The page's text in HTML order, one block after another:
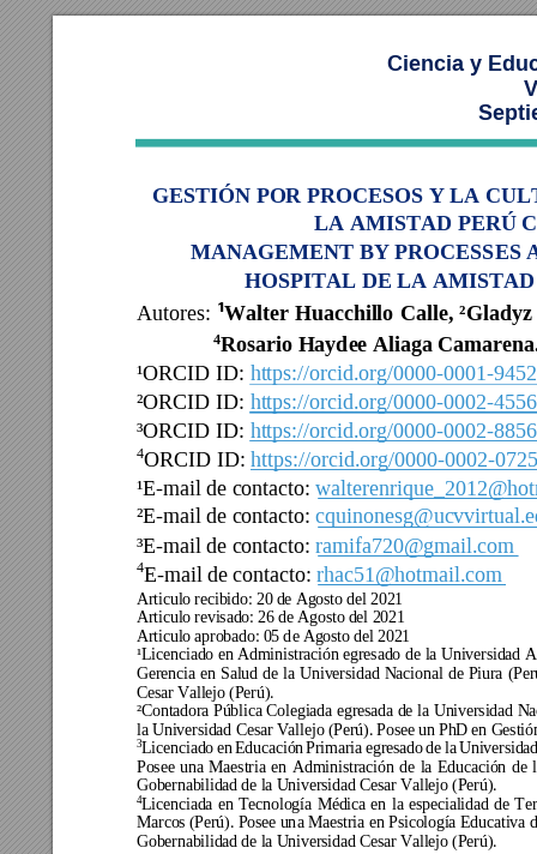
Ciencia y
GESTIÓN POR PROCESOS Y LA
LA AMISTAD PERÚ
MANAGEMENT BY
HOSPITAL DE LA
Autores: ¹Walter Huacchillo Calle, ²Gladyz
4Rosario Haydee Aliaga
¹ORCID ID: https://orcid.org/0000-0001-
²ORCID ID: https://orcid.org/0000-0002-
³ORCID ID: https://orcid.org/0000-0002-
4ORCID ID: https://orcid.org/0000-0002-
¹E-mail de contacto:
²E-mail de contacto:
³E-mail de contacto: ramifa720@gmail.com
4E-mail de contacto: rhac51@hotmail.com
Articulo recibido: 20 de Agosto del 2021
Articulo revisado: 26 de Agosto del 2021
Articulo aprobado: 05 de Agosto del 2021
¹Licenciado en Administración egresado de la Universidad
Gerencia en Salud de la Universidad Nacional de Piura
Cesar Vallejo (Perú).
²Contadora Pública Colegiada egresada de la Universidad
la Universidad Cesar Vallejo (Perú). Posee un PhD en
3Licenciado en Educación Primaria egresado de la
Posee una Maestria en Administración de la Educación de
Gobernabilidad de la Universidad Cesar Vallejo (Perú).
4Licenciada en Tecnología Médica en la especialidad de
Marcos (Perú). Posee una Maestria en Psicología Educativa
Gobernabilidad de la Universidad Cesar Vallejo (Perú).